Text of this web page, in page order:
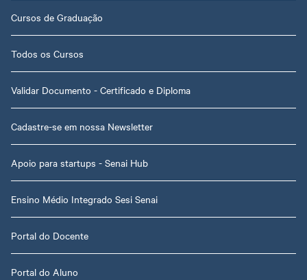
Cursos de Graduação
Todos os Cursos
Validar Documento - Certificado e Diploma
Cadastre-se em nossa Newsletter
Apoio para startups - Senai Hub
Ensino Médio Integrado Sesi Senai
Portal do Docente
Portal do Aluno